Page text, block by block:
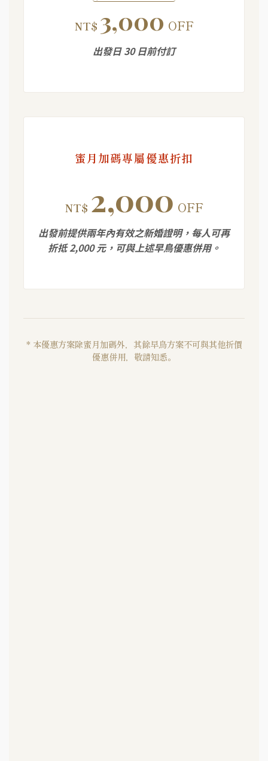
NT$ 3,000 OFF
出發日 30 日前付訂
蜜月加碼專屬優惠折扣
NT$ 2,000 OFF
出發前提供兩年內有效之新婚證明，每人可再
折抵 2,000 元，可與上述早鳥優惠併用。
* 本優惠方案除蜜月加碼外，其餘早鳥方案不可與其他折價
優惠併用，敬請知悉。